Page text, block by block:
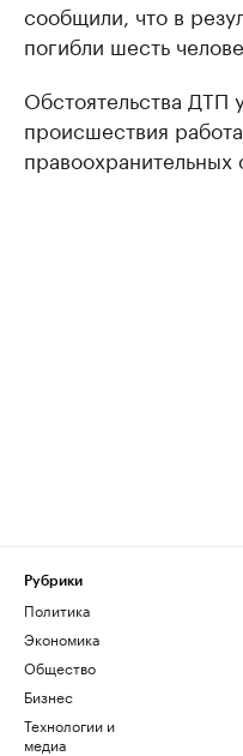
сообщили, что в
погибли шесть
Обстоятельства ДТП
происшествия
правоохранительных
Рубрики
Политика
Экономика
Общество
Бизнес
Технологии и
медиа